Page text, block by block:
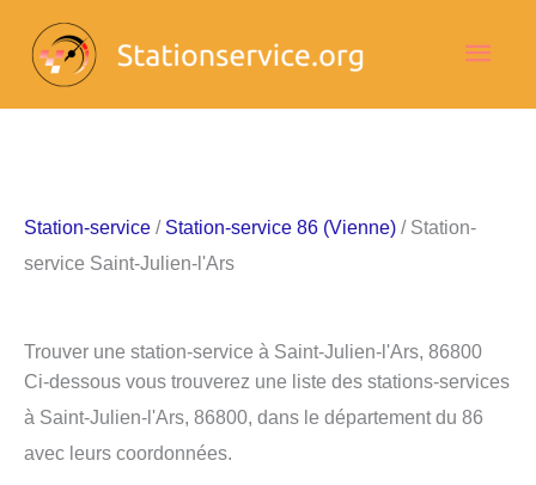
contenu
Station-service / Station-service 86 (Vienne) / Station-
service Saint-Julien-l'Ars
Trouver une station-service à Saint-Julien-l'Ars, 86800
Ci-dessous vous trouverez une liste des stations-services
à Saint-Julien-l'Ars, 86800, dans le département du 86
avec leurs coordonnées.